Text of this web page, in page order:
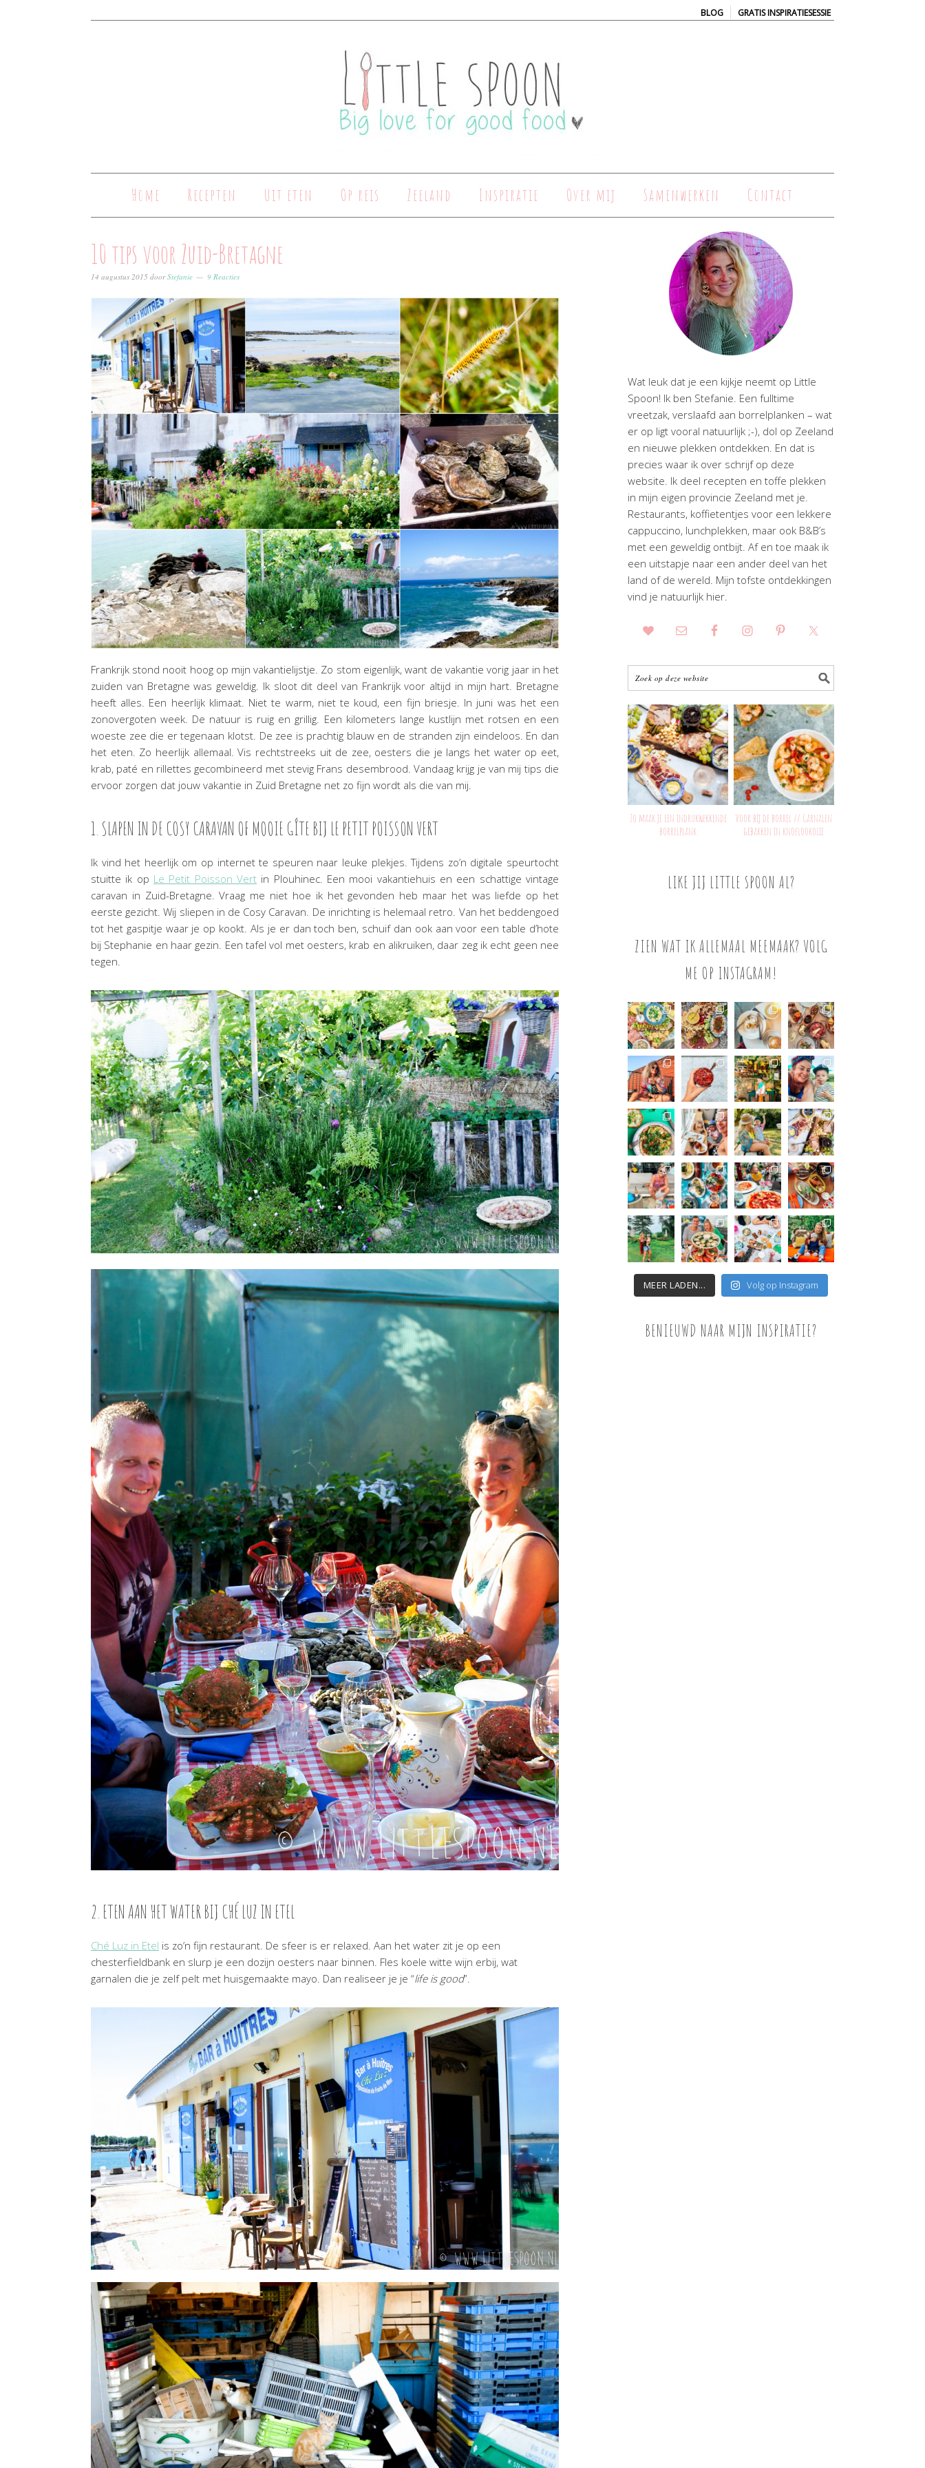
BLOG | GRATIS INSPIRATIESESSIE
Home Recepten Uit eten Op reis Zeeland Inspiratie Over mij Samenwerken Contact
10 tips voor Zuid-Bretagne
14 augustus 2015 doorStefanie 9 Reacties
Frankrijk stond nooit hoog op mijn vakantielijstje. Zo stom eigenlijk, want de vakantie vorig jaar in het
zuiden van Bretagne was geweldig. Ik sloot dit deel van Frankrijk voor altijd in mijn hart. Bretagne
heeft alles. Een heerlijk klimaat. Niet te warm, niet te koud, een fijn briesje. In juni was het een
zonovergoten week. De natuur is ruig en grillig. Een kilometers lange kustlijn met rotsen en een
woeste zee die er tegenaan klotst. De zee is prachtig blauw en de stranden zijn eindeloos. En dan
het eten. Zo heerlijk allemaal. Vis rechtstreeks uit de zee, oesters die je langs het water op eet,
krab, paté en rillettes gecombineerd met stevig Frans desembrood. Vandaag krijg je van mij tips die
ervoor zorgen dat jouw vakantie in Zuid Bretagne net zo fijn wordt als die van mij.
1. SLAPEN IN DE COSY CARAVAN OF MOOIE GÎTE BIJ LE PETIT POISSON VERT
Ik vind het heerlijk om op internet te speuren naar leuke plekjes. Tijdens zo’n digitale speurtocht
stuitte ik op Le Petit Poisson Vert in Plouhinec. Een mooi vakantiehuis en een schattige vintage
caravan in Zuid-Bretagne. Vraag me niet hoe ik het gevonden heb maar het was liefde op het
eerste gezicht. Wij sliepen in de Cosy Caravan. De inrichting is helemaal retro. Van het beddengoed
tot het gaspitje waar je op kookt. Als je er dan toch ben, schuif dan ook aan voor een table d’hote
bij Stephanie en haar gezin. Een tafel vol met oesters, krab en alikruiken, daar zeg ik echt geen nee
tegen.
2. ETEN AAN HET WATER BIJ CHÉ LUZ IN ETEL
Ché Luz in Etel is zo’n fijn restaurant. De sfeer is er relaxed. Aan het water zit je op een
chesterfieldbank en slurp je een dozijn oesters naar binnen. Fles koele witte wijn erbij, wat
garnalen die je zelf pelt met huisgemaakte mayo. Dan realiseer je je “life is good”.
Wat leuk dat je een kijkje neemt op Little
Spoon! Ik ben Stefanie. Een fulltime
vreetzak, verslaafd aan borrelplanken – wat
er op ligt vooral natuurlijk ;-), dol op Zeeland
en nieuwe plekken ontdekken. En dat is
precies waar ik over schrijf op deze
website. Ik deel recepten en toffe plekken
in mijn eigen provincie Zeeland met je.
Restaurants, koffietentjes voor een lekkere
cappuccino, lunchplekken, maar ook B&B’s
met een geweldig ontbijt. Af en toe maak ik
een uitstapje naar een ander deel van het
land of de wereld. Mijn tofste ontdekkingen
vind je natuurlijk hier.
Zo maak je een indrukwekkende
borrelplank
Voor bij de borrel // Garnalen
gebakken in knoflookolie
LIKE JIJ LITTLE SPOON AL?
ZIEN WAT IK ALLEMAAL MEEMAAK? VOLG
ME OP INSTAGRAM!
MEER LADEN... Volg op Instagram
BENIEUWD NAAR MIJN INSPIRATIE?